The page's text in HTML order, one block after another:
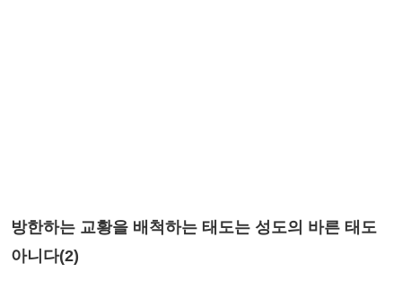
방한하는 교황을 배척하는 태도는 성도의 바른 태도
아니다(2)